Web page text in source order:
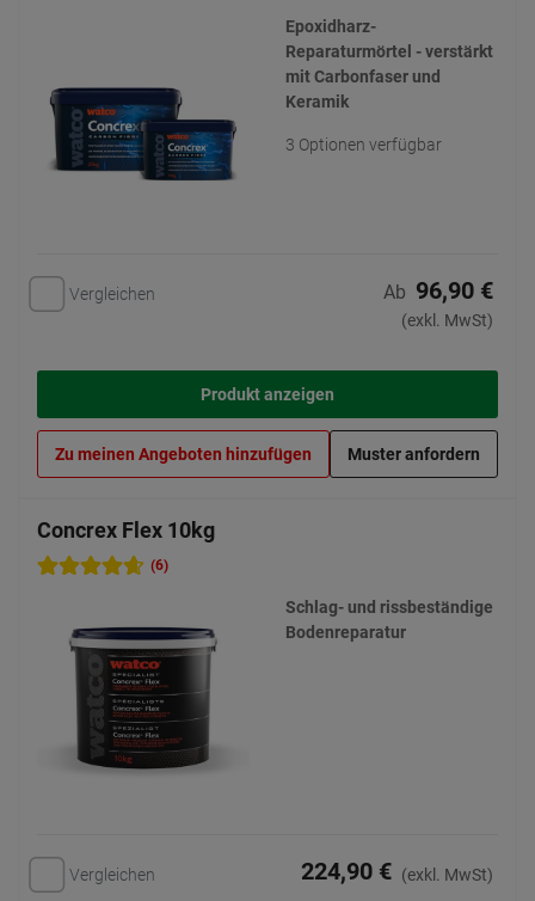
Epoxidharz-
Reparaturmörtel - verstärkt
mit Carbonfaser und
Keramik
3 Optionen verfügbar
Vergleichen Ab 96,90 €
(exkl. MwSt)
Produkt anzeigen
Zu meinen Angeboten hinzufügen Muster anfordern
Concrex Flex 10kg
(6)
Schlag- und rissbeständige
Bodenreparatur
Vergleichen 224,90 € (exkl. MwSt)